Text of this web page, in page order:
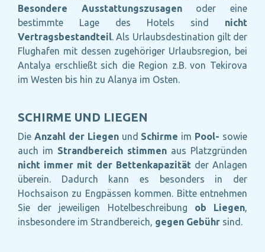
Besondere Ausstattungszusagenoder eine
bestimmte Lage des Hotels sind nicht
Vertragsbestandteil. Als Urlaubsdestination gilt der
Flughafen mit dessen zugehöriger Urlaubsregion, bei
Antalya erschließt sich die Region z.B. von Tekirova
im Westen bis hin zu Alanya im Osten.
SCHIRME UND LIEGEN
Die Anzahl der Liegenund Schirme im Pool- sowie
auch im Strandbereich stimmen aus Platzgründen
nicht immer mit der Bettenkapazität der Anlagen
überein. Dadurch kann es besonders in der
Hochsaison zu Engpässen kommen. Bitte entnehmen
Sie der jeweiligen Hotelbeschreibung ob Liegen,
insbesondere im Strandbereich, gegen Gebühr sind.